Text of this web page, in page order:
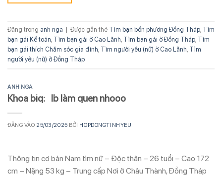
Đăng trong anh nga Được gắn thẻ Tìm bạn bốn phương Đồng Tháp, Tìm
bạn gái Kế toán, Tìm bạn gái ở Cao Lãnh, Tìm bạn gái ở Đồng Tháp, Tìm
bạn gái thích Chăm sóc gia đình, Tìm người yêu (nữ) ở Cao Lãnh, Tìm
người yêu (nữ) ở Đồng Tháp
ANH NGA
Khoa biq: Ib làm quen nhooo
ĐĂNG VÀO 25/03/2025 BỞI HOPDONGTINHYEU
Thông tin cơ bản Nam tìm nữ – Độc thân – 26 tuổi – Cao 172
cm – Nặng 53 kg – Trung cấp Nơi ở Châu Thành, Đồng Tháp